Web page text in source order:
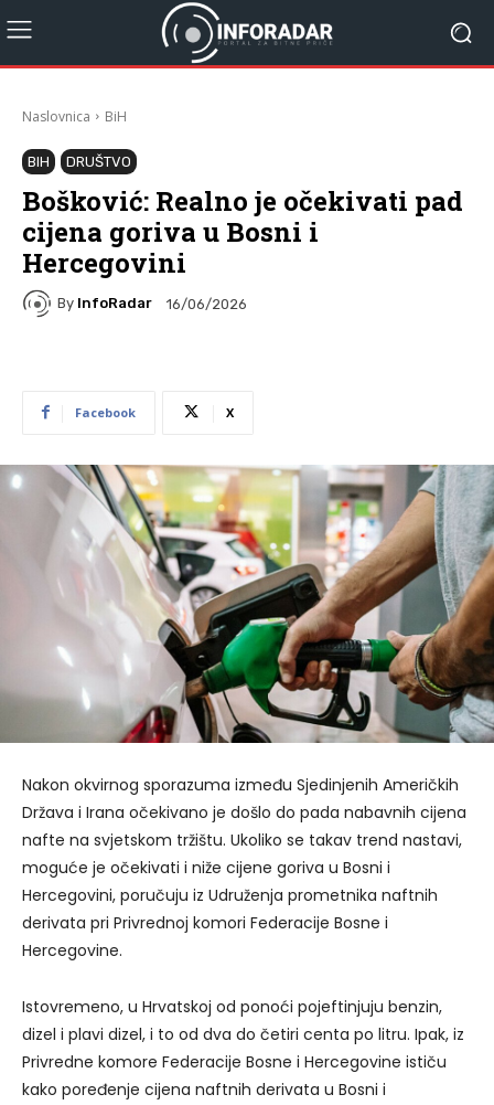
Naslovnica BiH
BIH DRUŠTVO
Bošković: Realno je očekivati pad
cijena goriva u Bosni i
Hercegovini
By InfoRadar 16/06/2026
Facebook X
Nakon okvirnog sporazuma između Sjedinjenih Američkih
Država i Irana očekivano je došlo do pada nabavnih cijena
nafte na svjetskom tržištu. Ukoliko se takav trend nastavi,
moguće je očekivati i niže cijene goriva u Bosni i
Hercegovini, poručuju iz Udruženja prometnika naftnih
derivata pri Privrednoj komori Federacije Bosne i
Hercegovine.
Istovremeno, u Hrvatskoj od ponoći pojeftinjuju benzin,
dizel i plavi dizel, i to od dva do četiri centa po litru. Ipak, iz
Privredne komore Federacije Bosne i Hercegovine ističu
kako poređenje cijena naftnih derivata u Bosni i